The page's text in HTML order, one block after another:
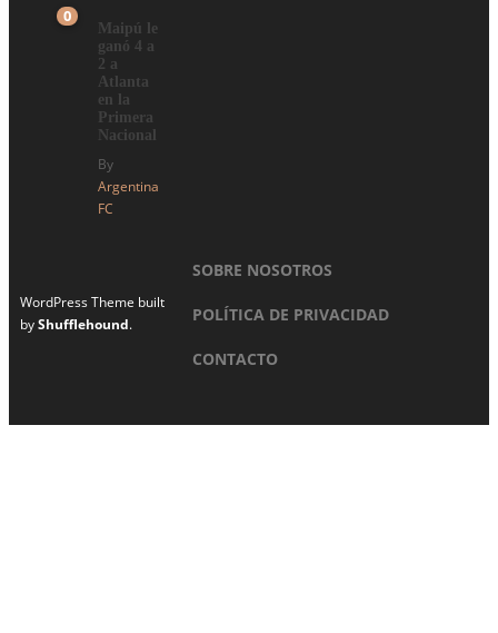
0
Maipú le
ganó 4 a
2 a
Atlanta
en la
Primera
Nacional
By
Argentina
FC
WordPress Theme built
byShufflehound.
SOBRE NOSOTROS
POLÍTICA DE PRIVACIDAD
CONTACTO